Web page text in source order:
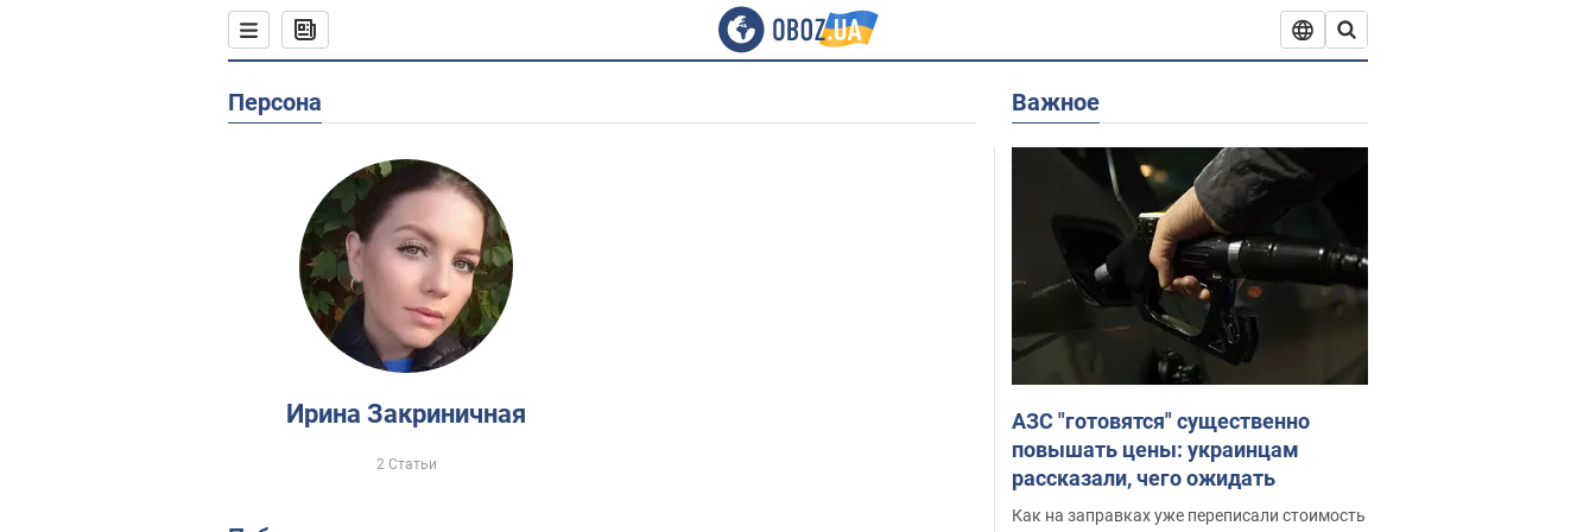
Персона
Ирина Закриничная
2 Статьи
Важное
АЗС "готовятся" существенно
повышать цены: украинцам
рассказали, чего ожидать
Как на заправках уже переписали стоимость